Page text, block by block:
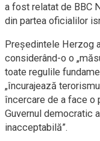
a fost relatat de BBC
din partea oficialilor
Președintele Herzog
considerând-o o
toate regulile
„încurajează
încercare de a face o
Guvernul democratic
inacceptabilă”.